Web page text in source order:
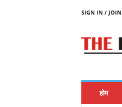
SIGN IN / JOIN
होम